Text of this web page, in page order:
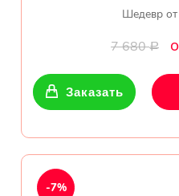
Шедевр
7 680Р
Заказать
-7%